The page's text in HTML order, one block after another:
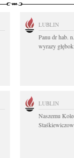
LUBLIN
Panu dr hab.
wyrazy
LUBLIN
Naszemu